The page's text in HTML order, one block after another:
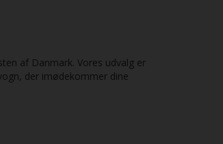
af Danmark. Vores udvalg er
der imødekommer dine